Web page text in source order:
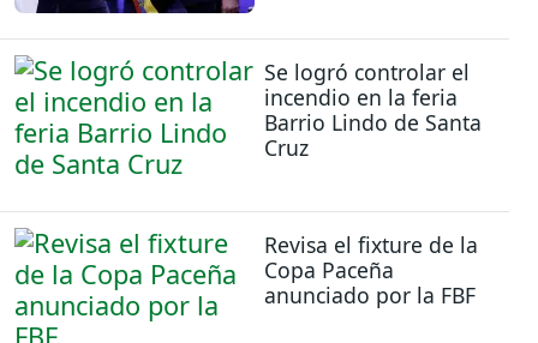
Se logró controlar el
incendio en la feria
Barrio Lindo de Santa
Cruz
Revisa el fixture de la
Copa Paceña
anunciado por la FBF